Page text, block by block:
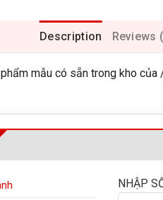
Description Reviews
mẫu có sẵn trong kho
NHẬP